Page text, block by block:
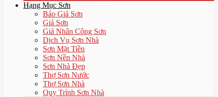
Hạng Mục Sơn
Báo Giá Sơn
Giá Sơn
Giá Nhân Công Sơn
Dịch Vụ Sơn Nhà
Sơn Mặt Tiền
Sơn Nền Nhà
Sơn Nhà Đẹp
Thợ Sơn Nước
Thợ Sơn Nhà
Quy Trình Sơn Nhà